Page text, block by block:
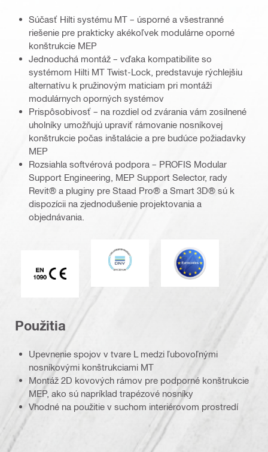
Súčasť Hilti systému MT – úsporné a všestranné
riešenie pre prakticky akékoľvek modulárne oporné
konštrukcie MEP
Jednoduchá montáž – vďaka kompatibilite so
systémom Hilti MT Twist-Lock, predstavuje rýchlejšiu
alternatívu k pružinovým maticiam pri montáži
modulárnych oporných systémov
Prispôsobivosť – na rozdiel od zvárania vám zosilnené
uholníky umožňujú upraviť rámovanie nosníkovej
konštrukcie počas inštalácie a pre budúce požiadavky
MEP
Rozsiahla softvérová podpora – PROFIS Modular
Support Engineering, MEP Support Selector, rady
Revit® a pluginy pre Staad Pro® a Smart 3D® sú k
dispozícii na zjednodušenie projektovania a
objednávania.
Označenie CE EN 1090
DNV Eurocode
Použitia
Upevnenie spojov v tvare L medzi ľubovoľnými
nosníkovými konštrukciami MT
Montáž 2D kovových rámov pre podporné konštrukcie
MEP, ako sú napríklad trapézové nosníky
Vhodné na použitie v suchom interiérovom prostredí